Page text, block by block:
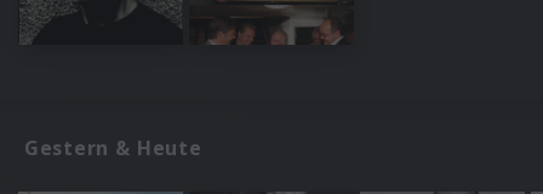
Gestern & Heute